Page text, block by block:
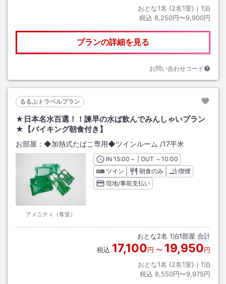
おとな1名 (2名1室)｜ 1泊
税込 8,250円〜9,900円
プランの詳細を見る
お問い合わせコード
るるぶトラベルプラン
★日本名水百選！！諫早の水ば飲んでみんしゃいプラン
★【バイキング朝食付き】
お部屋： ◆加熱式たばこ専用◆ツインルーム /17平米
アメニティ（客室）
INチェックイン
15:00 ～ | OUT チェックアウト
～10:00
ツイン
朝食のみ
喫煙
現地/事前支払い
おとな2名 1泊1部屋 合計
税込 17,100円 〜 19,950円
おとな1名 (2名1室)｜ 1泊
税込 8,550円〜9,975円